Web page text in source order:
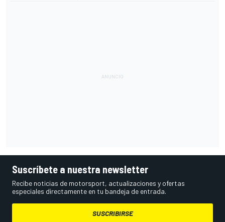
Suscríbete a nuestra newsletter
Recibe noticias de motorsport, actualizaciones y ofertas
especiales directamente en tu bandeja de entrada.
SUSCRIBIRSE